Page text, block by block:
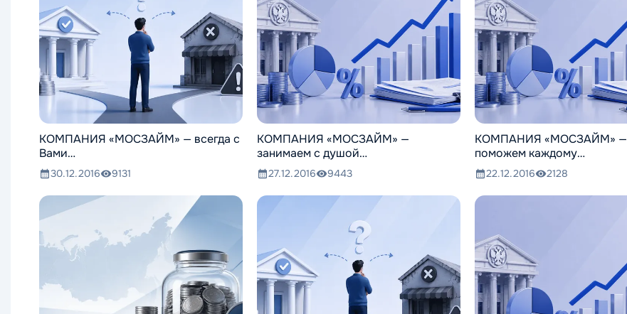
КОМПАНИЯ «МОСЗАЙМ» — всегда с
Вами…
30.12.2016 9131
КОМПАНИЯ «МОСЗАЙМ» —
занимаем с душой…
27.12.2016 9443
КОМПАНИЯ «МОСЗАЙМ» —
поможем каждому…
22.12.2016 2128